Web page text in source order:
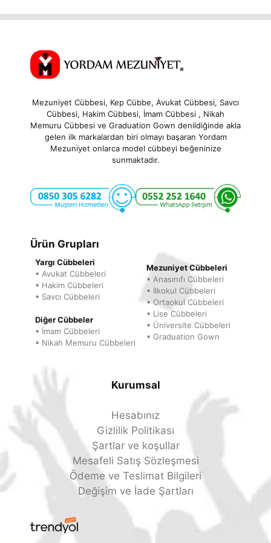
Mezuniyet Cübbesi, Kep Cübbe, Avukat Cübbesi, Savcı
Cübbesi, Hakim Cübbesi, İmam Cübbesi , Nikah
Memuru Cübbesi ve Graduation Gown denildiğinde akla
gelen ilk markalardan biri olmayı başaran Yordam
Mezuniyet onlarca model cübbeyi beğeninize
sunmaktadır.
Ürün Grupları
Yargı Cübbeleri
▪ Avukat Cübbeleri
▪ Hakim Cübbeleri
▪ Savcı Cübbeleri
Diğer Cübbeler
▪ İmam Cübbeleri
▪ Nikah Memuru Cübbeleri
Mezuniyet Cübbeleri
▪ Anasınıfı Cübbeleri
▪ İlkokul Cübbeleri
▪ Ortaokul Cübbeleri
▪ Lise Cübbeleri
▪ Üniversite Cübbeleri
▪ Graduation Gown
Kurumsal
Hesabınız
Gizlilik Politikası
Şartlar ve koşullar
Mesafeli Satış Sözleşmesi
Ödeme ve Teslimat Bilgileri
Değişim ve İade Şartları